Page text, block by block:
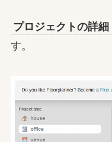
プロジェクトの詳細
す。